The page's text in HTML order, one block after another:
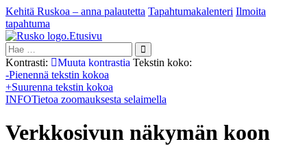
Kehitä Ruskoa – anna palautetta Tapahtumakalenteri Ilmoita
tapahtuma
Etusivu
Hae:
Kontrasti:
Muuta kontrastia Tekstin koko:
-Pienennä tekstin kokoa
+Suurenna tekstin kokoa
INFOTietoa zoomauksesta selaimella
Verkkosivun näkymän koon